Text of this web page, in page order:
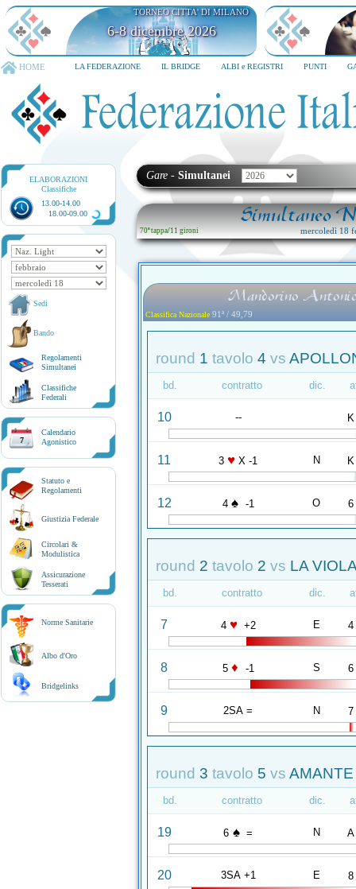
TORNEO CITTA' DI MILANO
6-8 dicembre 2026
HOME LA FEDERAZIONE IL BRIDGE ALBI e REGISTRI PUNTI
ELABORAZIONI
Classifiche
13.00-14.00
18.00-09.00
Sedi
Bando
Regolamenti
Simultanei
Classifiche
Federali
7
Calendario
Agonistico
Statuto e
Regolamenti
Giustizia Federale
Circolari &
Modulistica
Assicurazione
Tesserati
Norme Sanitarie
Albo d'Oro
Bridgelinks
Gare - Simultanei
Simultaneo
70ª tappa/11 gironi mercoledì 18
Mandorino
Classifica Nazionale 91ª / 49,79
round 1 tavolo 4 vs
bd. contratto dic.
10 -- K
11 3 ♥ X -1 N K
12 4 ♠ -1 O 6
round 2 tavolo 2 vs LA
bd. contratto dic.
7 4 ♥ +2 E 4
8 5 ♦ -1 S 6
9 2SA = N 7
round 3 tavolo 5 vs
bd. contratto dic.
19 6 ♠ = N A
20 3SA +1 E 8